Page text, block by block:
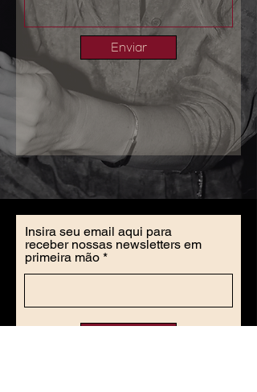
Enviar
Insira seu email aqui para
receber nossas newsletters em
primeira mão